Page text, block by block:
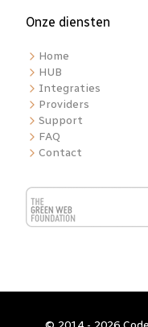
Onze diensten
Home
HUB
Integraties
Providers
Support
FAQ
Contact